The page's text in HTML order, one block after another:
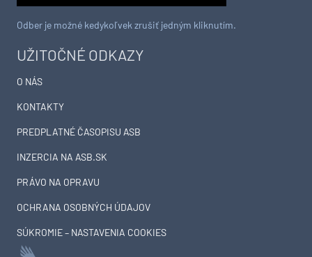
UŽITOČNÉ ODKAZY
O NÁS
KONTAKTY
PREDPLATNÉ ČASOPISU ASB
INZERCIA NA ASB.SK
PRÁVO NA OPRAVU
OCHRANA OSOBNÝCH ÚDAJOV
SÚKROMIE – NASTAVENIA COOKIES
Odber je možné kedykoľvek zrušiť jedným kliknutím.